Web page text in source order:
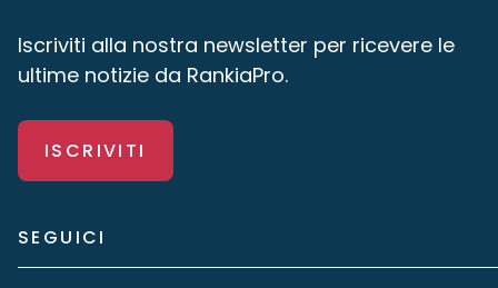
Iscriviti alla nostra newsletter per ricevere le
ultime notizie da RankiaPro.
ISCRIVITI
SEGUICI